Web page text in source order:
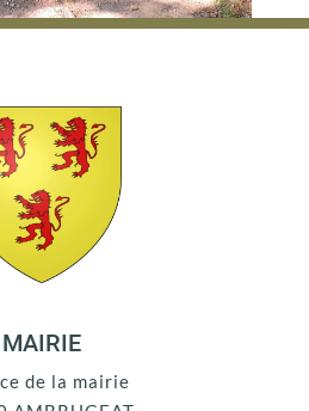
MAIRIE
de la mairie